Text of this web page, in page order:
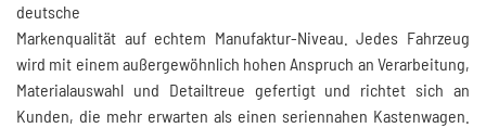
deutsche
Markenqualität auf echtem Manufaktur-Niveau. Jedes Fahrzeug
wird mit einem außergewöhnlich hohen Anspruch an Verarbeitung,
Materialauswahl und Detailtreue gefertigt und richtet sich an
Kunden, die mehr erwarten als einen seriennahen Kastenwagen.